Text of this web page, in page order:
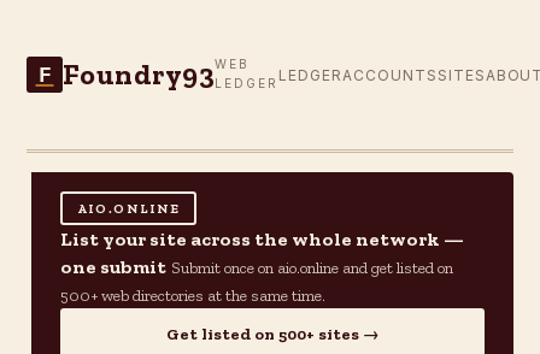
F Foundry93WEB
LEDGER LEDGER ACCOUNTS SITES
AIO.ONLINE
List your site across the whole network —
one submit Submit once on aio.online and get listed on
500+ web directories at the same time.
Get listed on 500+ sites →